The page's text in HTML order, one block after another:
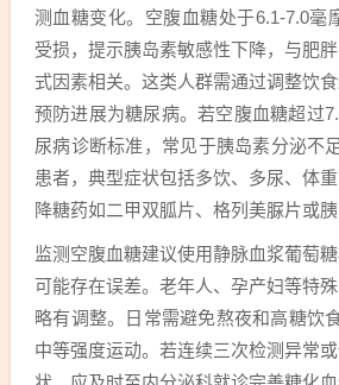
测血糖变化。空腹血糖处于6.1-7.0毫
受损，提示胰岛素敏感性下降，与肥
式因素相关。这类人群需通过调整饮
预防进展为糖尿病。若空腹血糖超过
尿病诊断标准，常见于胰岛素分泌不
患者，典型症状包括多饮、多尿、体
降糖药如二甲双胍片、格列美脲片或胰
监测空腹血糖建议使用静脉血浆葡萄
可能存在误差。老年人、孕产妇等特
略有调整。日常需避免熬夜和高糖饮
中等强度运动。若连续三次检测异常